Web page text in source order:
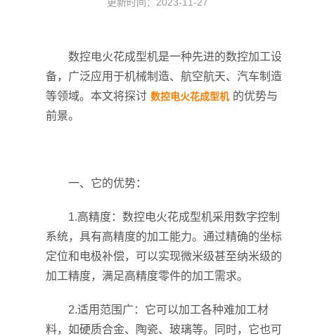
数控电火花成型机是一种先进的数控加工设
备，广泛应用于机械制造、航空航天、汽车制造
等领域。本文将探讨 数控电火花成型机 的优势与
前景。
一、它的优势：
1.高精度：数控电火花成型机采用数字控制
系统，具有高精度的加工能力。通过精确的坐标
定位和电极补偿，可以实现微米级甚至纳米级的
加工精度，满足高精度零件的加工需求。
2.适用范围广：它可以加工各种难加工材
料，如硬质合金、陶瓷、玻璃等。同时，它也可